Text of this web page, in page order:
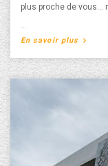
plus proche de vous…
l'ergonomie s'adapte
rapides clairement
réalisations de
dotées d'informations
nouveau site, bonne
En savoir plus A